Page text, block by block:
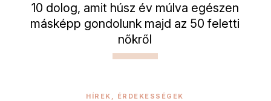
10 dolog, amit húsz év múlva egészen
másképp gondolunk majd az 50 feletti
nőkről
HÍREK, ÉRDEKESSÉGEK